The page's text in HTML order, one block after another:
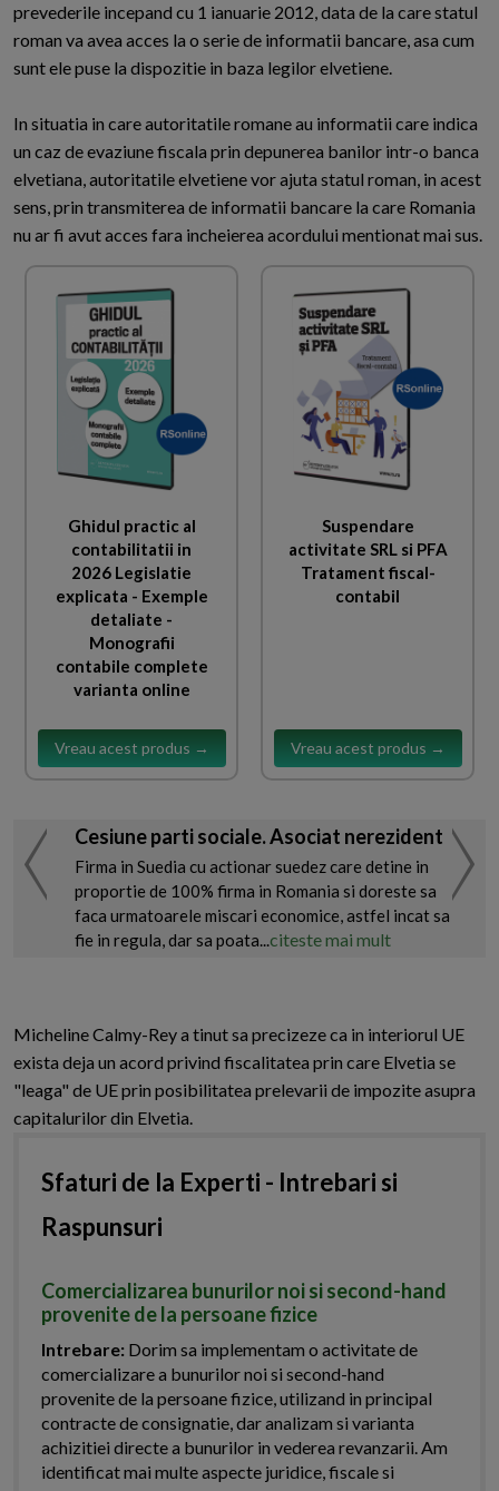
prevederile incepand cu 1 ianuarie 2012, data de la care statul
roman va avea acces la o serie de informatii bancare, asa cum
sunt ele puse la dispozitie in baza legilor elvetiene.
In situatia in care autoritatile romane au informatii care indica
un caz de evaziune fiscala prin depunerea banilor intr-o banca
elvetiana, autoritatile elvetiene vor ajuta statul roman, in acest
sens, prin transmiterea de informatii bancare la care Romania
nu ar fi avut acces fara incheierea acordului mentionat mai sus.
Ghidul practic al
contabilitatii in
2026 Legislatie
explicata - Exemple
detaliate -
Monografii
contabile complete
varianta online
Vreau acest produs →
Suspendare
activitate SRL si PFA
Tratament fiscal-
contabil
Vreau acest produs →
Cesiune parti sociale. Asociat nerezident
Firma in Suedia cu actionar suedez care detine in
proportie de 100% firma in Romania si doreste sa
faca urmatoarele miscari economice, astfel incat sa
fie in regula, dar sa poata...citeste mai mult
Micheline Calmy-Rey a tinut sa precizeze ca in interiorul UE
exista deja un acord privind fiscalitatea prin care Elvetia se
"leaga" de UE prin posibilitatea prelevarii de impozite asupra
capitalurilor din Elvetia.
Sfaturi de la Experti - Intrebari si
Raspunsuri
Comercializarea bunurilor noi si second-hand
provenite de la persoane fizice
Intrebare: Dorim sa implementam o activitate de
comercializare a bunurilor noi si second-hand
provenite de la persoane fizice, utilizand in principal
contracte de consignatie, dar analizam si varianta
achizitiei directe a bunurilor in vederea revanzarii. Am
identificat mai multe aspecte juridice, fiscale si